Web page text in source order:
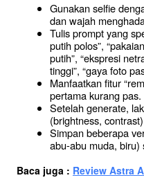
Gunakan selfie
dan wajah
Tulis prompt yang
putih polos”,
putih”, “ekspresi
tinggi”, “gaya foto
Manfaatkan fitur
pertama kurang pas.
Setelah generate,
(brightness,
Simpan beberapa
abu-abu muda, biru)
Baca juga : Review Astra